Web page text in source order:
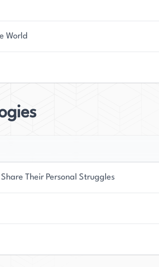
World
Their Personal Struggles